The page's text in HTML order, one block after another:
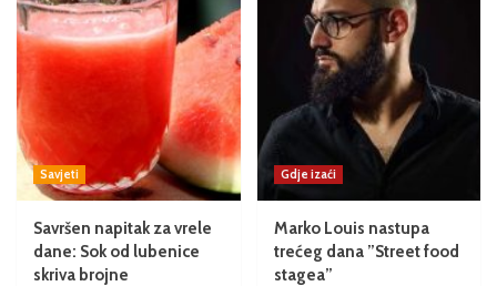
Savjeti
Savršen napitak za vrele
dane: Sok od lubenice
skriva brojne
Gdje izaći
Marko Louis nastupa
trećeg dana ”Street food
stagea”